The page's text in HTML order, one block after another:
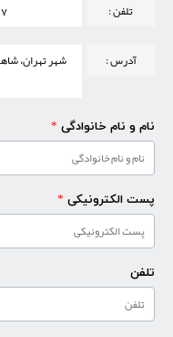
تلفن :
آدرس :
شهر تهران،
نام و نام خانوادگی *
پست الکترونیکی *
تلفن